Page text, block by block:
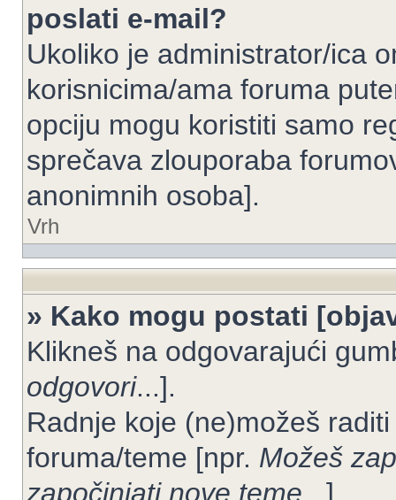
poslati e-mail?
Ukoliko je administrator/ica
korisnicima/ama foruma
opciju mogu koristiti samo
sprečava zlouporaba
anonimnih osoba].
Vrh
» Kako mogu postati
Klikneš na odgovarajući
odgovori...].
Radnje koje (ne)možeš
foruma/teme [npr. Možeš
započinjati nove teme ...].